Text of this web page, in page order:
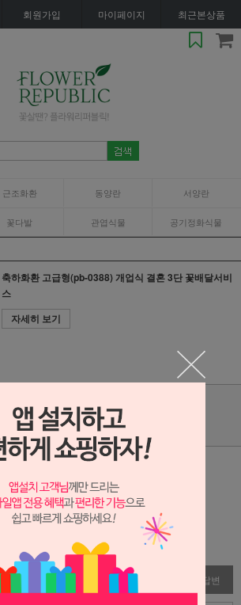
회원가입 마이페이지 최근본상품
근조화환 동양란 서양란
꽃다발 관엽식물 공기정화식물
축하화환 고급형(pb-0388) 개업식 결혼 3단 꽃배달서비
스
자세히 보기
10-08 조회수 159
선택하면 되나요?
수정 답변